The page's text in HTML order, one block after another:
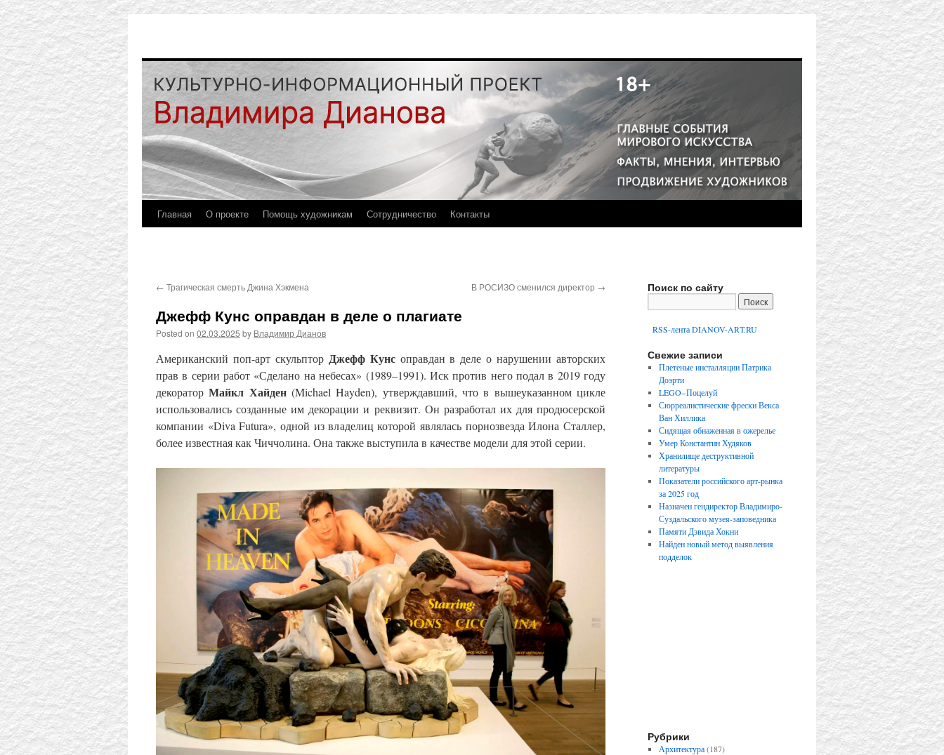
Главная О проекте Помощь художникам Сотрудничество Контакты
← Трагическая смерть Джина Хэкмена В РОСИЗО сменился директор →
Джефф Кунс оправдан в деле о плагиате
Posted on 02.03.2025 by Владимир Дианов
Американский поп-арт скульптор Джефф Кунсоправдан в деле о нарушении авторских
прав в серии работ «Сделано на небесах» (1989–1991). Иск против него подал в 2019 году
декораторМайкл Хайден(Michael Hayden), утверждавший, что в вышеуказанном цикле
использовались созданные им декорации и реквизит. Он разработал их для продюсерской
компании «Diva Futura», одной из владелиц которой являлась порнозвезда Илона Сталлер,
более известная как Чиччолина. Она также выступила в качестве модели для этой серии.
Поиск по сайту
RSS-лента DIANOV-ART.RU
Свежие записи
Плетеные инсталляции Патрика
Доэрти
LEGO−Поцелуй
Сюрреалистические фрески Векса
Ван Хиллика
Сидящая обнаженная в ожерелье
Умер Константин Худяков
Хранилище деструктивной
литературы
Показатели российского арт-рынка
за 2025 год
Назначен гендиректор Владимиро-
Суздальского музея-заповедника
Памяти Дэвида Хокни
Найден новый метод выявления
подделок
Рубрики
Архитектура(187)